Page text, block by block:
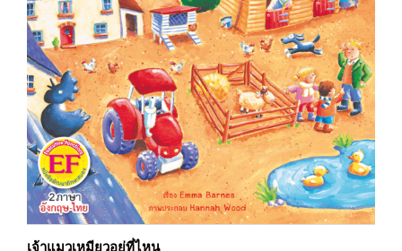
เจ้าแมวเหมียวอยู่ที่ไหน